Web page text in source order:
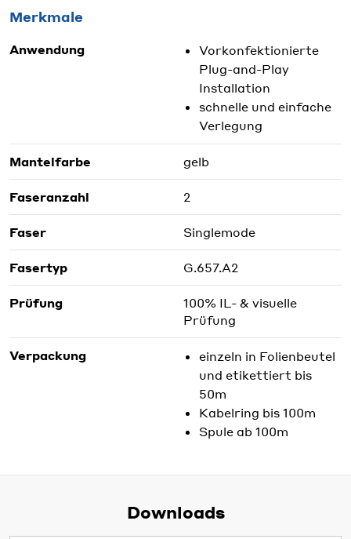
Merkmale
Anwendung
Vorkonfektionierte
Plug-and-Play
Installation
schnelle und einfache
Verlegung
Mantelfarbe gelb
Faseranzahl 2
Faser Singlemode
Fasertyp G.657.A2
Prüfung
100% IL- & visuelle
Prüfung
Verpackung
einzeln in Folienbeutel
und etikettiert bis
50m
Kabelring bis 100m
Spule ab 100m
Downloads